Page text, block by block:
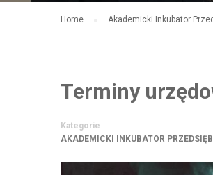
Home Akademicki Inkubator
Terminy
Kategorie
AKADEMICKI INKUBATOR